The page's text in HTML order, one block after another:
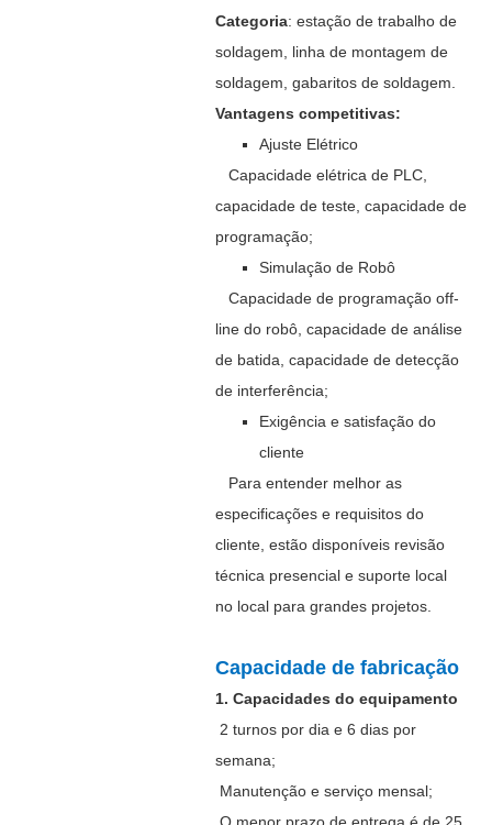
Categoria: estação de trabalho de
soldagem, linha de montagem de
soldagem, gabaritos de soldagem.
Vantagens competitivas:
Ajuste Elétrico
Capacidade elétrica de PLC,
capacidade de teste, capacidade de
programação;
Simulação de Robô
Capacidade de programação off-
line do robô, capacidade de análise
de batida, capacidade de detecção
de interferência;
Exigência e satisfação do
cliente
Para entender melhor as
especificações e requisitos do
cliente, estão disponíveis revisão
técnica presencial e suporte local
no local para grandes projetos.
Capacidade de fabricação
1. Capacidades do equipamento
2 turnos por dia e 6 dias por
semana;
Manutenção e serviço mensal;
O menor prazo de entrega é de 25